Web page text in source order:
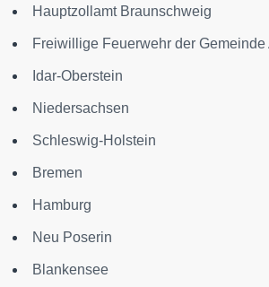
Hauptzollamt Braunschweig
Freiwillige Feuerwehr der Gemeinde
Idar-Oberstein
Niedersachsen
Schleswig-Holstein
Bremen
Hamburg
Neu Poserin
Blankensee